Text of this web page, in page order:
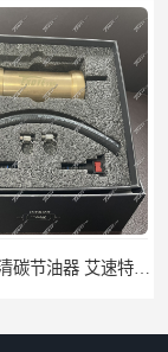
江苏节燃油清碳节油器 艾速特EXOTE清碳节油器 欢迎订购